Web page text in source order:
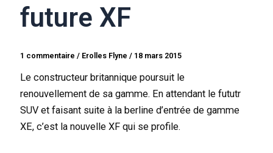
future XF
1 commentaire / Erolles Flyne/ 18 mars 2015
Le constructeur britannique poursuit le
renouvellement de sa gamme. En attendant le fututr
SUV et faisant suite à la berline d’entrée de gamme
XE, c’est la nouvelle XF qui se profile.